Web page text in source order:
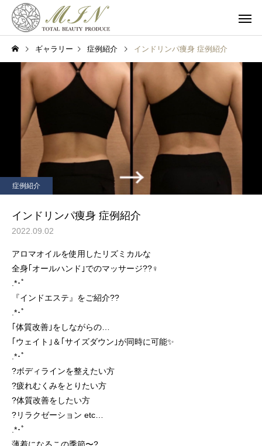
フェイシャル ボディ
ギャラリー 症例紹介 インドリンパ痩身 症例紹介
症例紹介
インドリンパ痩身 症例紹介
2022.09.02
アロマオイルを使用したリズミカルな
全身｢オールハンド｣でのマッサージ??‍♀️
.*･ﾟ
『インドエステ』をご紹介??
.*･ﾟ
｢体質改善｣をしながらの…
｢ウェイト｣＆｢サイズダウン｣が同時に可能✨
.*･ﾟ
?ボディラインを整えたい方
?疲れむくみをとりたい方
?体質改善をしたい方
?リラクゼーション etc…
.*･ﾟ